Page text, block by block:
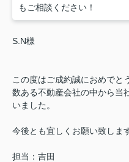
もご相談ください！
S.N様
この度はご成約誠におめでと
数ある不動産会社の中から当
いました。
今後とも宜しくお願い致しま
担当：吉田